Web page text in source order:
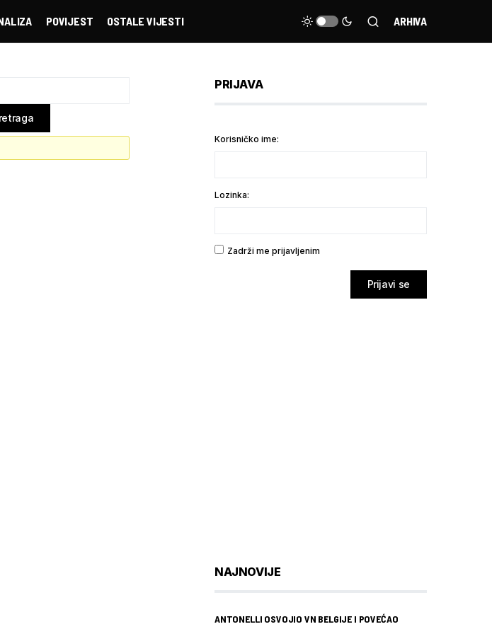
POVIJEST OSTALE VIJESTI ARHIVA
PRIJAVA
Korisničko ime:
Lozinka:
Zadrži me prijavljenim
Prijavi se
NAJNOVIJE
ANTONELLI OSVOJIO VN BELGIJE I POVEĆAO